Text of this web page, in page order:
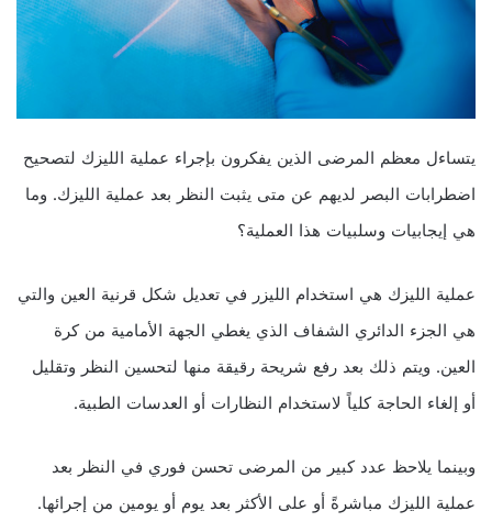
يتساءل معظم المرضى الذين يفكرون بإجراء عملية الليزك لتصحيح
اضطرابات البصر لديهم عن متى يثبت النظر بعد عملية الليزك. وما
هي إيجابيات وسلبيات هذا العملية؟
عملية الليزك هي استخدام الليزر في تعديل شكل قرنية العين والتي
هي الجزء الدائري الشفاف الذي يغطي الجهة الأمامية من كرة
العين. ويتم ذلك بعد رفع شريحة رقيقة منها لتحسين النظر وتقليل
أو إلغاء الحاجة كلياً لاستخدام النظارات أو العدسات الطبية.
وبينما يلاحظ عدد كبير من المرضى تحسن فوري في النظر بعد
عملية الليزك مباشرةً أو على الأكثر بعد يوم أو يومين من إجرائها.